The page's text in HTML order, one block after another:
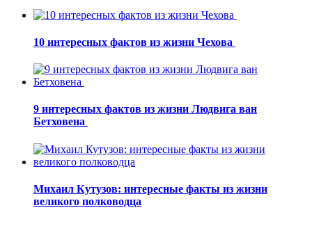
10 интересных фактов из жизни Чехова
9 интересных фактов из жизни Людвига ван
Бетховена
Михаил Кутузов: интересные факты из жизни
великого полководца